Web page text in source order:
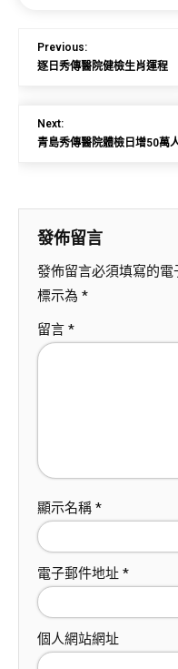
Previous:
逐日秀傳醫院健檢生肖運程
Next:
青島秀傳醫院體檢日增50萬
發佈留言
發佈留言必須填寫的電
標示為 *
留言 *
顯示名稱 *
電子郵件地址 *
個人網站網址